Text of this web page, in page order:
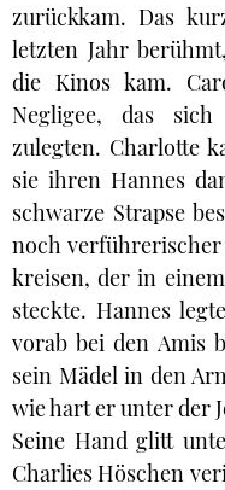
zurückkam. Das
letzten Jahr
die Kinos kam.
Negligee, das
zulegten. Charlotte
sie ihren Hannes
schwarze Strapse
noch
kreisen, der in
steckte. Hannes
vorab bei den Amis
sein Mädel in den
wie hart er unter der
Seine Hand glitt
Charlies Höschen